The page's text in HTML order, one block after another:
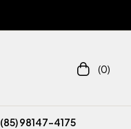
(0)
(85) 98147-4175